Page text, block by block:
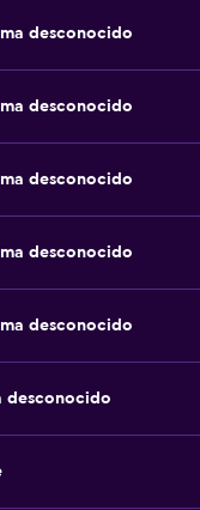
desconocido
desconocido
desconocido
desconocido
desconocido
desconocido